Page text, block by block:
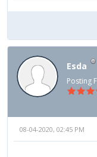
Esda
Posting
08-04-2020, 02:45 PM